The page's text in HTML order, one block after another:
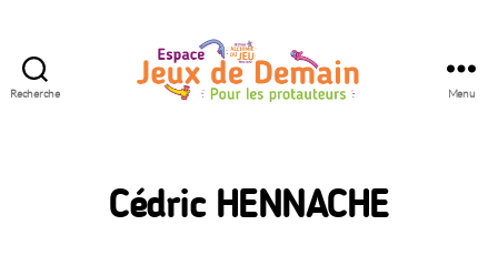
Recherche
Demain
Menu
Cédric HENNACHE